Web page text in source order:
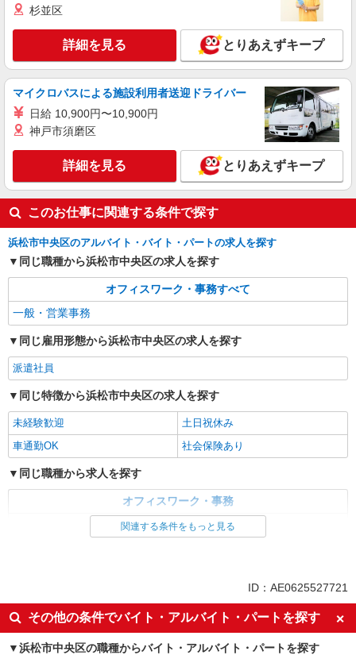
キープ 詳細を見る
派遣社員
パーソルテンプスタッフ株式会社 静岡コーディネートセンター（浜
松）/26-0582938
「いてくれると助かる！」のアシスタント事務
時給1350円 月収例：247,050円（時給1,350円
×8時間×21日＋残業15時間の場合）
静岡県浜松市中央区／最寄駅：遠州西ケ崎駅、
浜松駅 【旧東区】 ≪車通勤可≫ ◆敷地内の
無料駐車場をご利用いただけます
詳細を見る
派遣社員
パーソルテンプスタッフ株式会社 静岡コーディネートセンター（浜
松）/26-0506941
＠浜松駅
駅 【旧浜松市中区】
キープ 詳細を見る
杉並区
詳細を見る とりあえずキープ
マイクロバスによる施設利用者送迎ドライバー
日給 10,900円〜10,900円
神戸市須磨区
詳細を見る とりあえずキープ
このお仕事に関連する条件で探す
浜松市中央区のアルバイト・バイト・パートの求人を探す
同じ職種から浜松市中央区の求人を探す
オフィスワーク・事務すべて
一般・営業事務
同じ雇用形態から浜松市中央区の求人を探す
派遣社員
同じ特徴から浜松市中央区の求人を探す
未経験歓迎
土日祝休み
車通勤OK
社会保険あり
同じ職種から求人を探す
オフィスワーク・事務
車通勤OK
社会保険あり
関連する条件をもっと見る
ID：AE0625527721
その他の条件でバイト・アルバイト・パートを探す
浜松市中央区の職種からバイト・アルバイト・パートを探す